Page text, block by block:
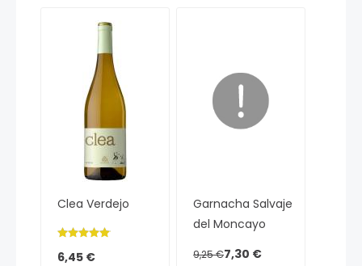
Clea Verdejo
6,45 €
Garnacha Salvaje
del Moncayo
9,25 €7,30 €